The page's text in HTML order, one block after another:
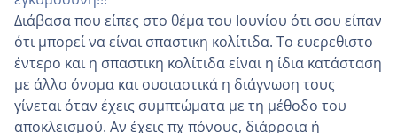
Διάβασα που είπες στο θέμα του Ιουνίου ότι σου είπαν
ότι μπορεί να είναι σπαστικη κολίτιδα. Το ευερεθιστο
έντερο και η σπαστικη κολίτιδα είναι η ίδια κατάσταση
με άλλο όνομα και ουσιαστικά η διάγνωση τους
γίνεται όταν έχεις συμπτώματα με τη μέθοδο του
αποκλεισμού. Αν έχεις πχ πόνους, διάρροια ή